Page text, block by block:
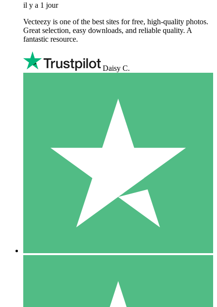
il y a 1 jour
Vecteezy is one of the best sites for free, high‑quality photos.
Great selection, easy downloads, and reliable quality. A
fantastic resource.
Daisy C.